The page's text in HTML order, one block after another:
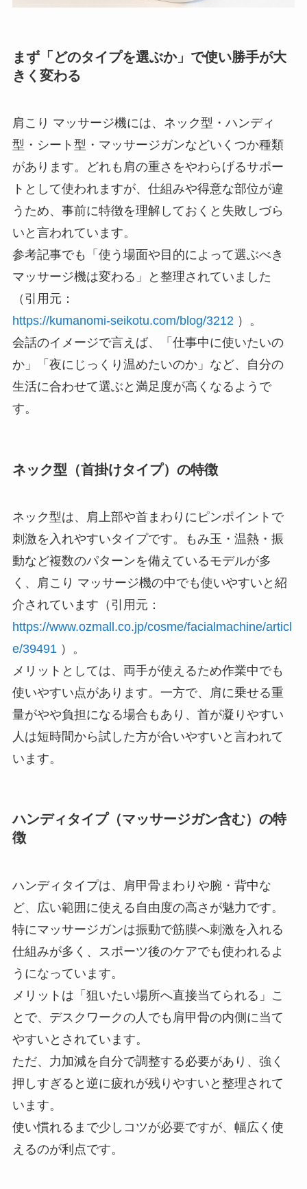
まず「どのタイプを選ぶか」で使い勝手が大
きく変わる
肩こり マッサージ機には、ネック型・ハンディ
型・シート型・マッサージガンなどいくつか種類
があります。どれも肩の重さをやわらげるサポー
トとして使われますが、仕組みや得意な部位が違
うため、事前に特徴を理解しておくと失敗しづら
いと言われています。
参考記事でも「使う場面や目的によって選ぶべき
マッサージ機は変わる」と整理されていました
（引用元：
https://kumanomi-seikotu.com/blog/3212）。
会話のイメージで言えば、「仕事中に使いたいの
か」「夜にじっくり温めたいのか」など、自分の
生活に合わせて選ぶと満足度が高くなるようで
す。
ネック型（首掛けタイプ）の特徴
ネック型は、肩上部や首まわりにピンポイントで
刺激を入れやすいタイプです。もみ玉・温熱・振
動など複数のパターンを備えているモデルが多
く、肩こり マッサージ機の中でも使いやすいと紹
介されています（引用元：
https://www.ozmall.co.jp/cosme/facialmachine/articl
e/39491 ）。
メリットとしては、両手が使えるため作業中でも
使いやすい点があります。一方で、肩に乗せる重
量がやや負担になる場合もあり、首が凝りやすい
人は短時間から試した方が合いやすいと言われて
います。
ハンディタイプ（マッサージガン含む）の特
徴
ハンディタイプは、肩甲骨まわりや腕・背中な
ど、広い範囲に使える自由度の高さが魅力です。
特にマッサージガンは振動で筋膜へ刺激を入れる
仕組みが多く、スポーツ後のケアでも使われるよ
うになっています。
メリットは「狙いたい場所へ直接当てられる」こ
とで、デスクワークの人でも肩甲骨の内側に当て
やすいとされています。
ただ、力加減を自分で調整する必要があり、強く
押しすぎると逆に疲れが残りやすいと整理されて
います。
使い慣れるまで少しコツが必要ですが、幅広く使
えるのが利点です。